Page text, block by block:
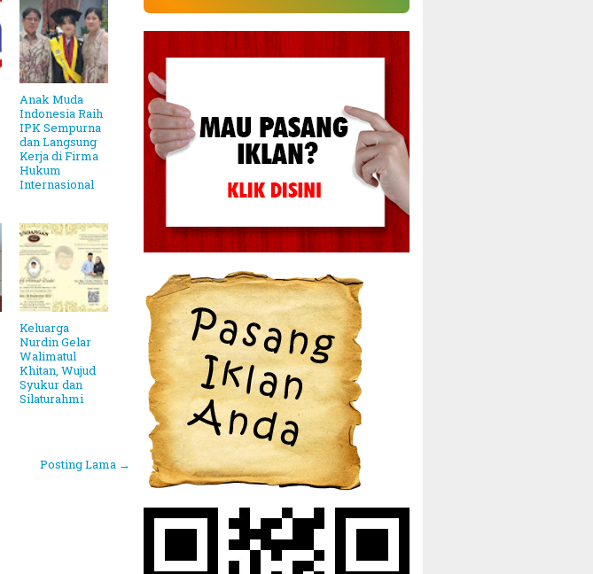
Anak Muda
Indonesia Raih
IPK Sempurna
dan Langsung
Kerja di Firma
Hukum
Internasional
Keluarga
Nurdin Gelar
Walimatul
Khitan, Wujud
Syukur dan
Silaturahmi
Posting Lama →